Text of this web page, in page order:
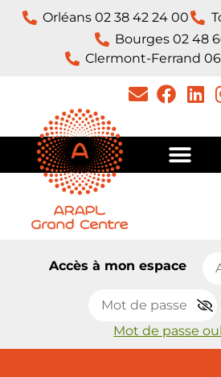
Orléans 02 38 42 24 00
Bourges 02 48
Clermont-Ferrand
Accès à mon espace
Mot de passe